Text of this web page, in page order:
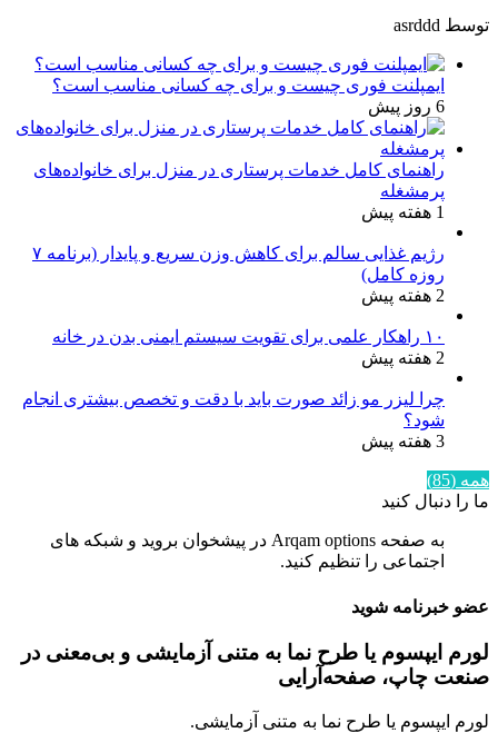
توسط asrddd
ایمپلنت فوری چیست و برای چه کسانی مناسب است؟
6 روز پیش
راهنمای کامل خدمات پرستاری در منزل برای خانواده‌های
پرمشغله
1 هفته پیش
رژیم غذایی سالم برای کاهش وزن سریع و پایدار (برنامه ۷
روزه کامل)
2 هفته پیش
۱۰ راهکار علمی برای تقویت سیستم ایمنی بدن در خانه
2 هفته پیش
چرا لیزر مو زائد صورت باید با دقت و تخصص بیشتری انجام
شود؟
3 هفته پیش
همه (85)
ما را دنبال کنید
به صفحه Arqam options در پیشخوان بروید و شبکه های
اجتماعی را تنظیم کنید.
عضو خبرنامه شوید
لورم ایپسوم یا طرح‌ نما به متنی آزمایشی و بی‌معنی در
صنعت چاپ، صفحه‌آرایی
لورم ایپسوم یا طرح‌ نما به متنی آزمایشی.